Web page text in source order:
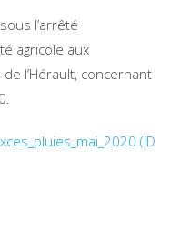
l’arrêté
agricole aux
l’Hérault, concernant
(ID